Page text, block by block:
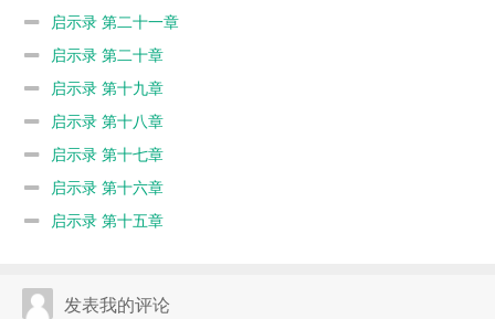
启示录 第二十一章
启示录 第二十章
启示录 第十九章
启示录 第十八章
启示录 第十七章
启示录 第十六章
启示录 第十五章
发表我的评论